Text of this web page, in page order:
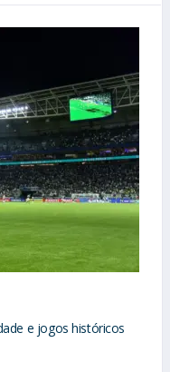
e jogos históricos